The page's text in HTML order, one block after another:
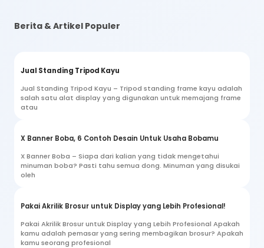
Berita & Artikel Populer
Jual Standing Tripod Kayu
Jual Standing Tripod Kayu – Tripod standing frame kayu adalah
salah satu alat display yang digunakan untuk memajang frame
atau
X Banner Boba, 6 Contoh Desain Untuk Usaha Bobamu
X Banner Boba – Siapa dari kalian yang tidak mengetahui
minuman boba? Pasti tahu semua dong. Minuman yang disukai
oleh
Pakai Akrilik Brosur untuk Display yang Lebih Profesional!
Pakai Akrilik Brosur untuk Display yang Lebih Profesional Apakah
kamu adalah pemasar yang sering membagikan brosur? Apakah
kamu seorang profesional